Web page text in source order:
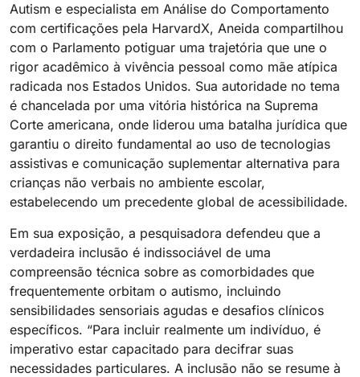
Autism e especialista em Análise do Comportamento
com certificações pela HarvardX, Aneida compartilhou
com o Parlamento potiguar uma trajetória que une o
rigor acadêmico à vivência pessoal como mãe atípica
radicada nos Estados Unidos. Sua autoridade no tema
é chancelada por uma vitória histórica na Suprema
Corte americana, onde liderou uma batalha jurídica que
garantiu o direito fundamental ao uso de tecnologias
assistivas e comunicação suplementar alternativa para
crianças não verbais no ambiente escolar,
estabelecendo um precedente global de acessibilidade.
Em sua exposição, a pesquisadora defendeu que a
verdadeira inclusão é indissociável de uma
compreensão técnica sobre as comorbidades que
frequentemente orbitam o autismo, incluindo
sensibilidades sensoriais agudas e desafios clínicos
específicos. “Para incluir realmente um indivíduo, é
imperativo estar capacitado para decifrar suas
necessidades particulares. A inclusão não se resume à